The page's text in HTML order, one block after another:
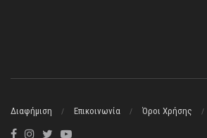
Διαφήμιση Επικοινωνία Όροι Χρήσης